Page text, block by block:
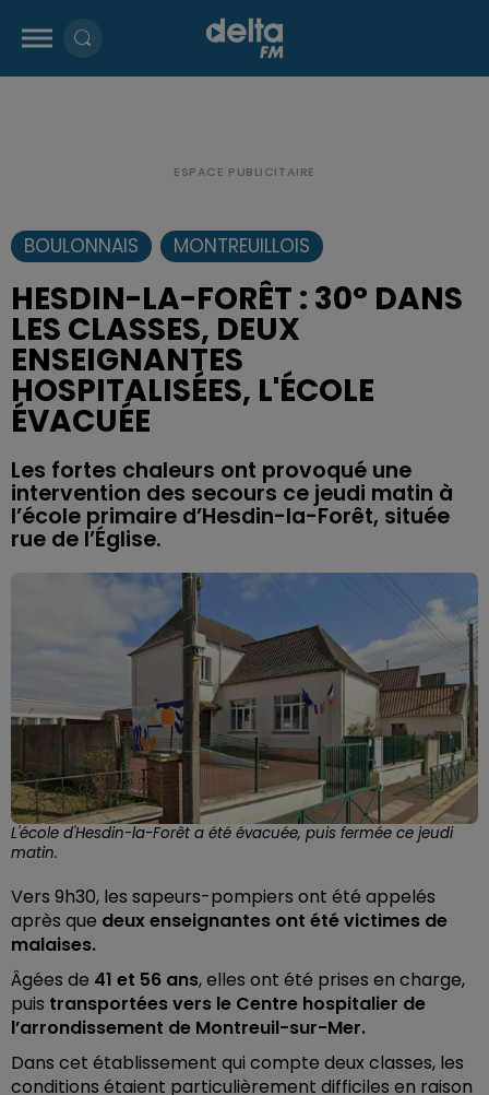
BOULONNAIS MONTREUILLOIS
HESDIN-LA-FORÊT : 30° DANS
LES CLASSES, DEUX
ENSEIGNANTES
HOSPITALISÉES, L'ÉCOLE
ÉVACUÉE
Les fortes chaleurs ont provoqué une
intervention des secours ce jeudi matin à
l’école primaire d’Hesdin-la-Forêt, située
rue de l’Église.
L'école d'Hesdin-la-Forêt a été évacuée, puis fermée ce jeudi
matin.
Vers 9h30, les sapeurs-pompiers ont été appelés
après que deux enseignantes ont été victimes de
malaises.
Âgées de 41 et 56 ans, elles ont été prises en charge,
puis transportées vers le Centre hospitalier de
l’arrondissement de Montreuil-sur-Mer.
Dans cet établissement qui compte deux classes, les
conditions étaient particulièrement difficiles en raison